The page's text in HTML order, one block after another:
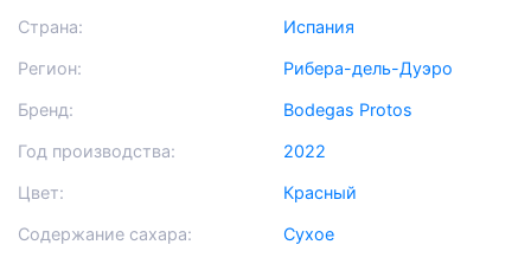
Страна: Испания
Регион: Рибера-дель-Дуэро
Бренд: Bodegas Protos
Год производства: 2022
Цвет: Красный
Содержание сахара: Сухое